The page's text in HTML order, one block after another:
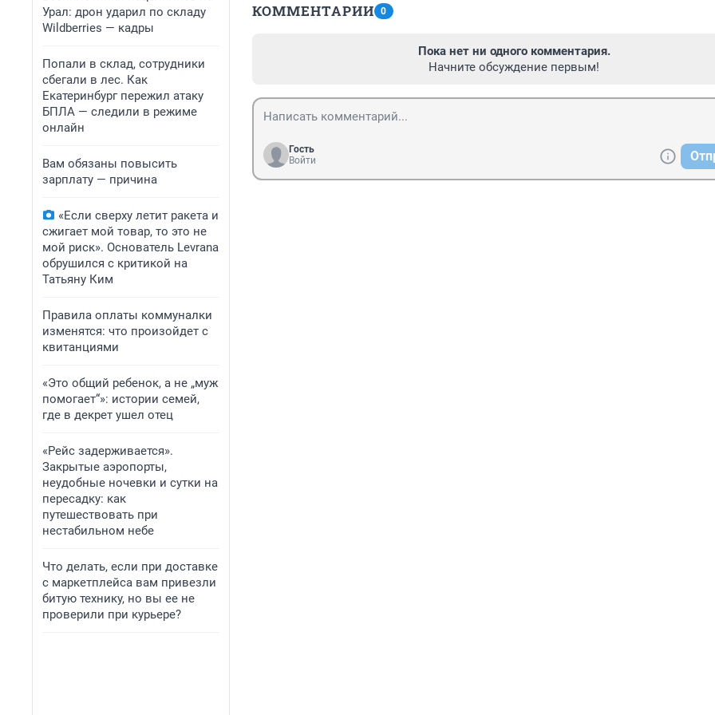
Урал: дрон ударил по складу
Wildberries — кадры
Попали в склад, сотрудники
сбегали в лес. Как
Екатеринбург пережил атаку
БПЛА — следили в режиме
онлайн
Вам обязаны повысить
зарплату — причина
«Если сверху летит ракета и
сжигает мой товар, то это не
мой риск». Основатель Levrana
обрушился с критикой на
Татьяну Ким
Правила оплаты коммуналки
изменятся: что произойдет с
квитанциями
«Это общий ребенок, а не „муж
помогает“»: истории семей,
где в декрет ушел отец
«Рейс задерживается».
Закрытые аэропорты,
неудобные ночевки и сутки на
пересадку: как
путешествовать при
нестабильном небе
Что делать, если при доставке
с маркетплейса вам привезли
битую технику, но вы ее не
проверили при курьере?
КОММЕНТАРИИ 0
Пока нет ни одного комментария.
Начните обсуждение первым!
Гость
Войти